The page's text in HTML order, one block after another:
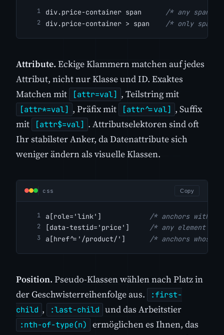
div.price-container span /* any span
div.price-container > span /* only
Attribute. Eckige Klammern matchen auf jedes
Attribut, nicht nur Klasse und ID. Exaktes
Matchen mit
[attr=val] , Teilstring mit
[attr*=val] , Präfix mit [attr^=val] , Suffix
mit
[attr$=val] . Attributselektoren sind oft
Ihr stabilster Anker, da Datenattribute sich
weniger ändern als visuelle Klassen.
css Copy
a[role='link'] /* anchors with
[data-testid='price'] /* any element
a[href^='/product/']
/* anchors
Position. Pseudo-Klassen wählen nach Platz in
der Geschwisterreihenfolge aus.
:first-
child , :last-child und das Arbeitstier
:nth-of-type(n)
ermöglichen es Ihnen, das